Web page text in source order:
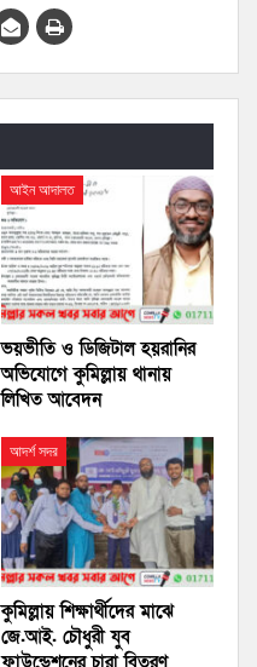
আইন আদালত
ভয়ভীতি ও ডিজিটাল হয়রানির
অভিযোগে কুমিল্লায় থানায়
লিখিত আবেদন
আদর্শ সদর
কুমিল্লায় শিক্ষার্থীদের মাঝে
জে.আই. চৌধুরী যুব
ফাউন্ডেশনের চারা বিতরণ